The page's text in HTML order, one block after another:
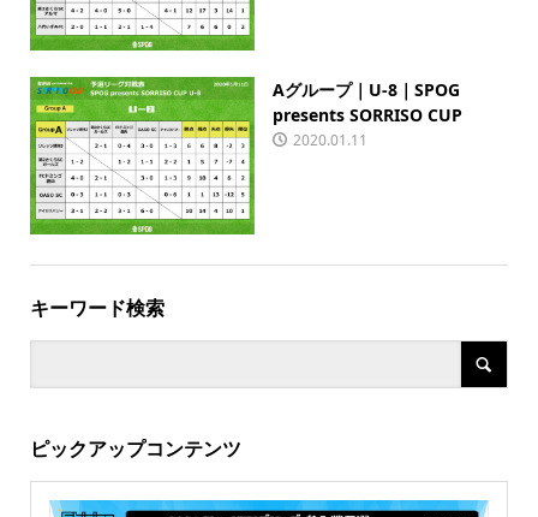
Aグループ｜U-8｜SPOG
presents SORRISO CUP
2020.01.11
キーワード検索
ピックアップコンテンツ